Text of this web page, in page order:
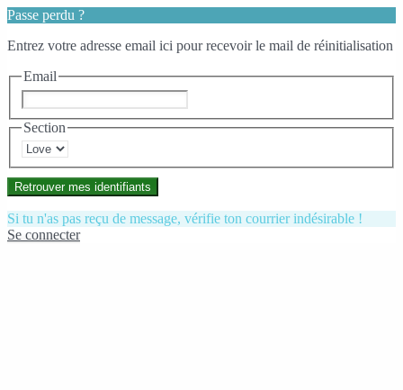
Passe perdu ?
Entrez votre adresse email ici pour recevoir le mail de réinitialisation
Email
Section
Retrouver mes identifiants
Si tu n'as pas reçu de message, vérifie ton courrier indésirable !
Se connecter